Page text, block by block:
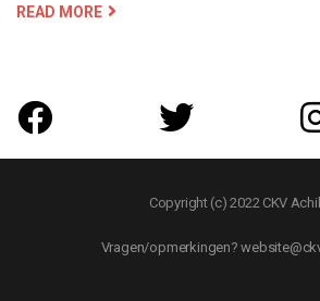
READ MORE
Copyright (c) 2022 CKV
Vragen/opmerkingen?